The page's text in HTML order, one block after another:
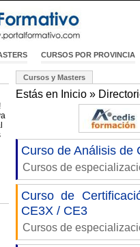
CURSOS POR PROVINCIA
Cursos y Masters
Estás en Inicio »
Curso de Análisis de
Cursos de
Curso de
CE3X / CE3
Cursos de